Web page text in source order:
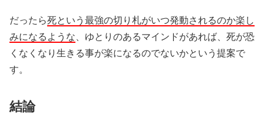
だったら死という最強の切り札がいつ発動されるのか楽し
みになるような 、ゆとりのあるマインドがあれば、死が恐
くなくなり生きる事が楽になるのでないかという提案で
す。
結論